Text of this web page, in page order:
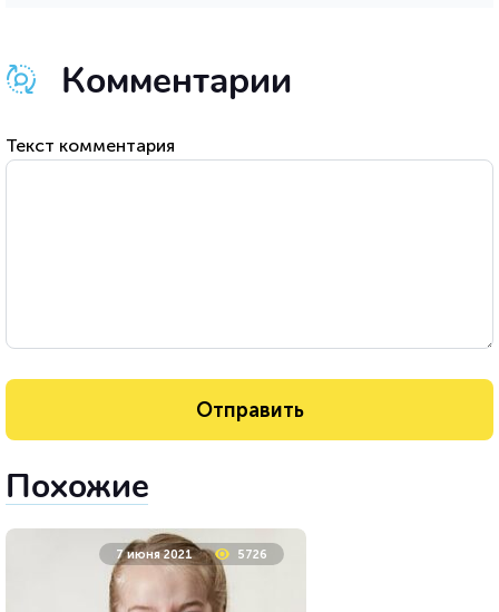
Комментарии
Текст комментария
Похожие
7 июня 2021 5726